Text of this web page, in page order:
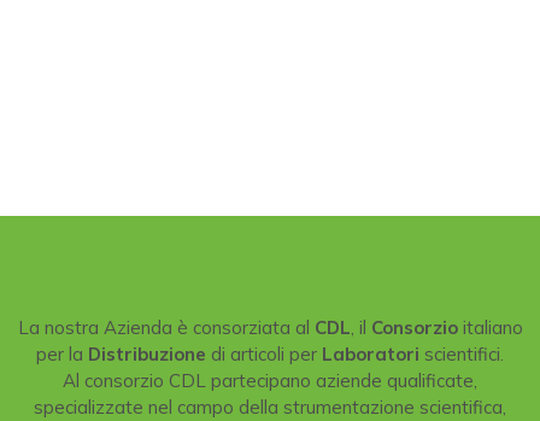
La nostra Azienda è consorziata al CDL , il Consorzioitaliano
per la Distribuzione di articoli per Laboratori scientifici.
Al consorzio CDL partecipano aziende qualificate,
specializzate nel campo della strumentazione scientifica,